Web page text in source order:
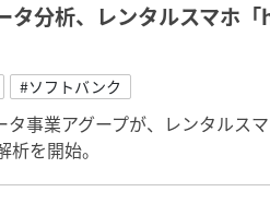
分析、レンタルスマホ「
#ソフトバンク
事業アグープが、レンタルス
を開始。